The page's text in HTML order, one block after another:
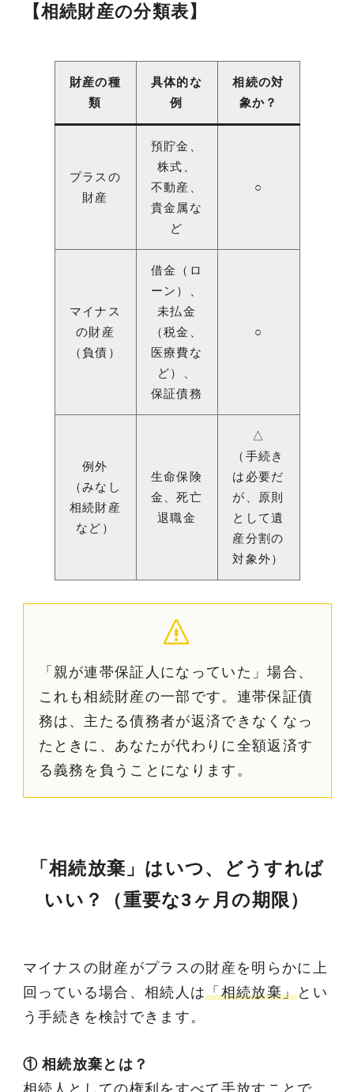
【相続財産の分類表】
財産の種
類
具体的な
例
相続の対
象か？
プラスの
財産
預貯金、
株式、
不動産、
貴金属な
ど
○
マイナス
の財産
（負債）
借金（ロ
ーン）、
未払金
（税金、
医療費な
ど）、
保証債務
○
例外
（みなし
相続財産
など）
生命保険
金、死亡
退職金
△
（手続き
は必要だ
が、原則
として遺
産分割の
対象外）
「親が連帯保証人になっていた」場合、
これも相続財産の一部です。連帯保証債
務は、主たる債務者が返済できなくなっ
たときに、あなたが代わりに全額返済す
る義務を負うことになります。
「相続放棄」はいつ、どうすれば
いい？（重要な3ヶ月の期限）
マイナスの財産がプラスの財産を明らかに上
回っている場合、相続人は「相続放棄」とい
う手続きを検討できます。
① 相続放棄とは？
相続人としての権利をすべて手放すことで